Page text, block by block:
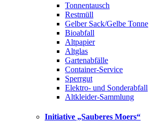
Tonnentausch
Restmüll
Gelber Sack/Gelbe Tonne
Bioabfall
Altpapier
Altglas
Gartenabfälle
Container-Service
Sperrgut
Elektro- und Sonderabfall
Altkleider-Sammlung
Initiative „Sauberes Moers“